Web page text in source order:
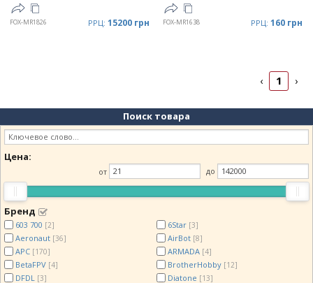
FOX-MR1826 РРЦ: 15200 грн FOX-MR1638 РРЦ: 160 грн
‹ 1 ›
Поиск товара
Цена:
от до
Бренд
603 700 [2] 6Star [3]
Aeronaut [36] AirBot [8]
APC [170] ARMADA [4]
BetaFPV [4] BrotherHobby [12]
DFDL [3] Diatone [13]